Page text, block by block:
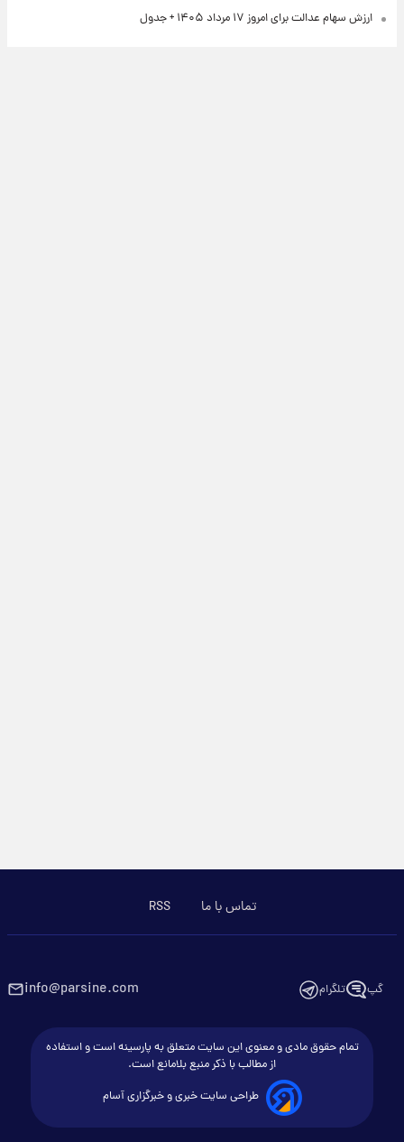
ارزش سهام عدالت برای امروز ۱۷ مرداد ۱۴۰۵ + جدول
تماس با ما RSS
گپ تلگرام info@parsine.com
تمام حقوق مادی و معنوی این سایت متعلق به پارسینه است و استفاده
از مطالب با ذکر منبع بلامانع است.
طراحی سایت خبری و خبرگزاری آسام